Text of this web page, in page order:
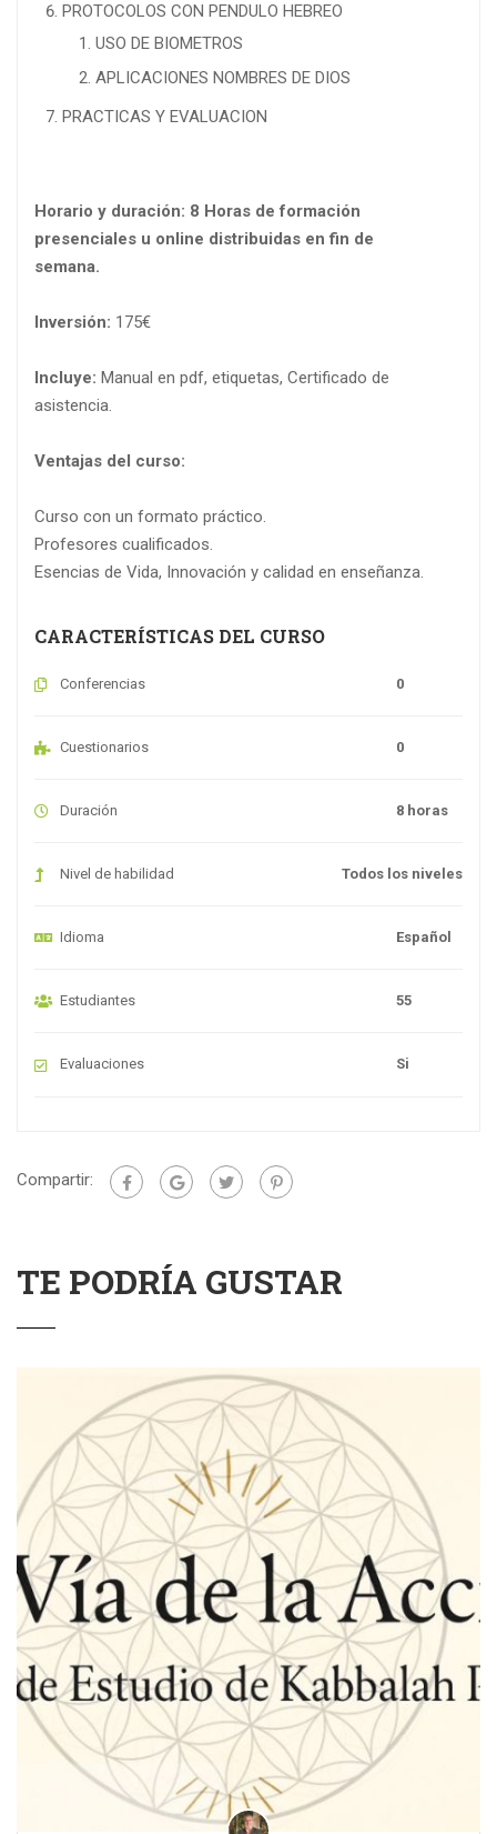
PROTOCOLOS CON PENDULO HEBREO
USO DE BIOMETROS
APLICACIONES NOMBRES DE DIOS
PRACTICAS Y EVALUACION
Horario y duración: 8 Horas de formación
presenciales u online distribuidas en fin de
semana.
Inversión: 175€
Incluye: Manual en pdf, etiquetas, Certificado de
asistencia.
Ventajas del curso:
Curso con un formato práctico.
Profesores cualificados.
Esencias de Vida, Innovación y calidad en enseñanza.
CARACTERÍSTICAS DEL CURSO
Conferencias 0
Cuestionarios 0
Duración 8 horas
Nivel de habilidad Todos los niveles
Idioma Español
Estudiantes 55
Evaluaciones Si
Compartir:
TE PODRÍA GUSTAR